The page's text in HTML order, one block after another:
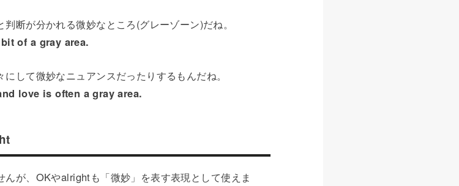
断が分かれる微妙なところ(グレーゾーン)だね。
of a gray area.
して微妙なニュアンスだったりするもんだね。
love is often a gray area.
が、OKやalrightも「微妙」を表す表現として使えま